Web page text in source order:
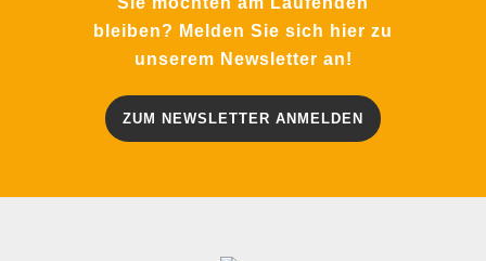
bleiben? Melden Sie sich hier zu
unserem Newsletter an!
ZUM NEWSLETTER ANMELDEN